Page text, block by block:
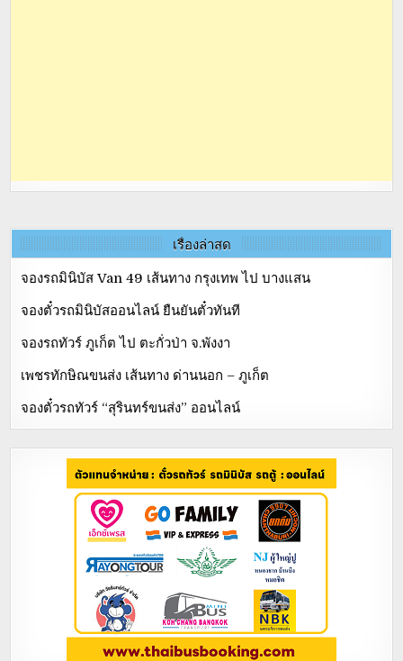
เรื่องล่าสุด
จองรถมินิบัส Van 49 เส้นทาง กรุงเทพ ไป บางแสน
จองตั๋วรถมินิบัสออนไลน์ ยืนยันตั๋วทันที
จองรถทัวร์ ภูเก็ต ไป ตะกั่วป่า จ.พังงา
เพชรทักษิณขนส่ง เส้นทาง ด่านนอก – ภูเก็ต
จองตั๋วรถทัวร์ “สุรินทร์ขนส่ง” ออนไลน์